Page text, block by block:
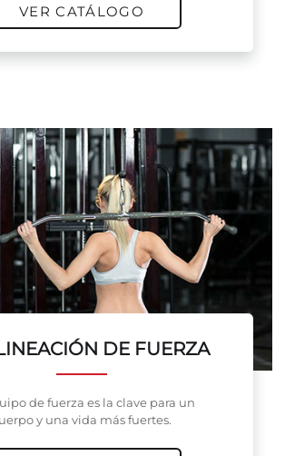
VER CATÁLOGO
DE FUERZA
de fuerza es la clave para un
y una vida más fuertes.